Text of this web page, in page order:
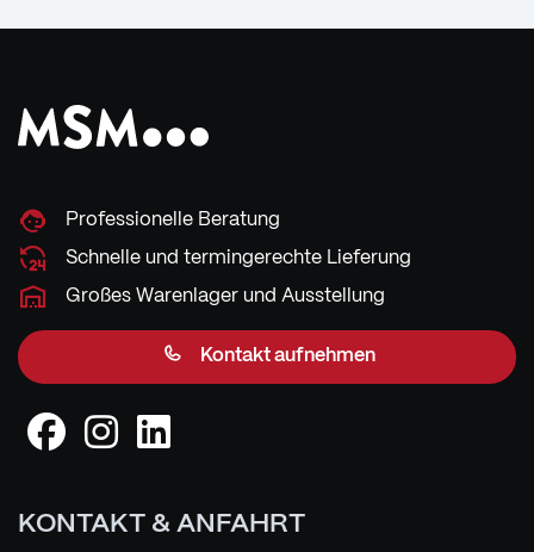
Professionelle Beratung
Schnelle und termingerechte Lieferung
Großes Warenlager und Ausstellung
Kontakt aufnehmen
KONTAKT & ANFAHRT